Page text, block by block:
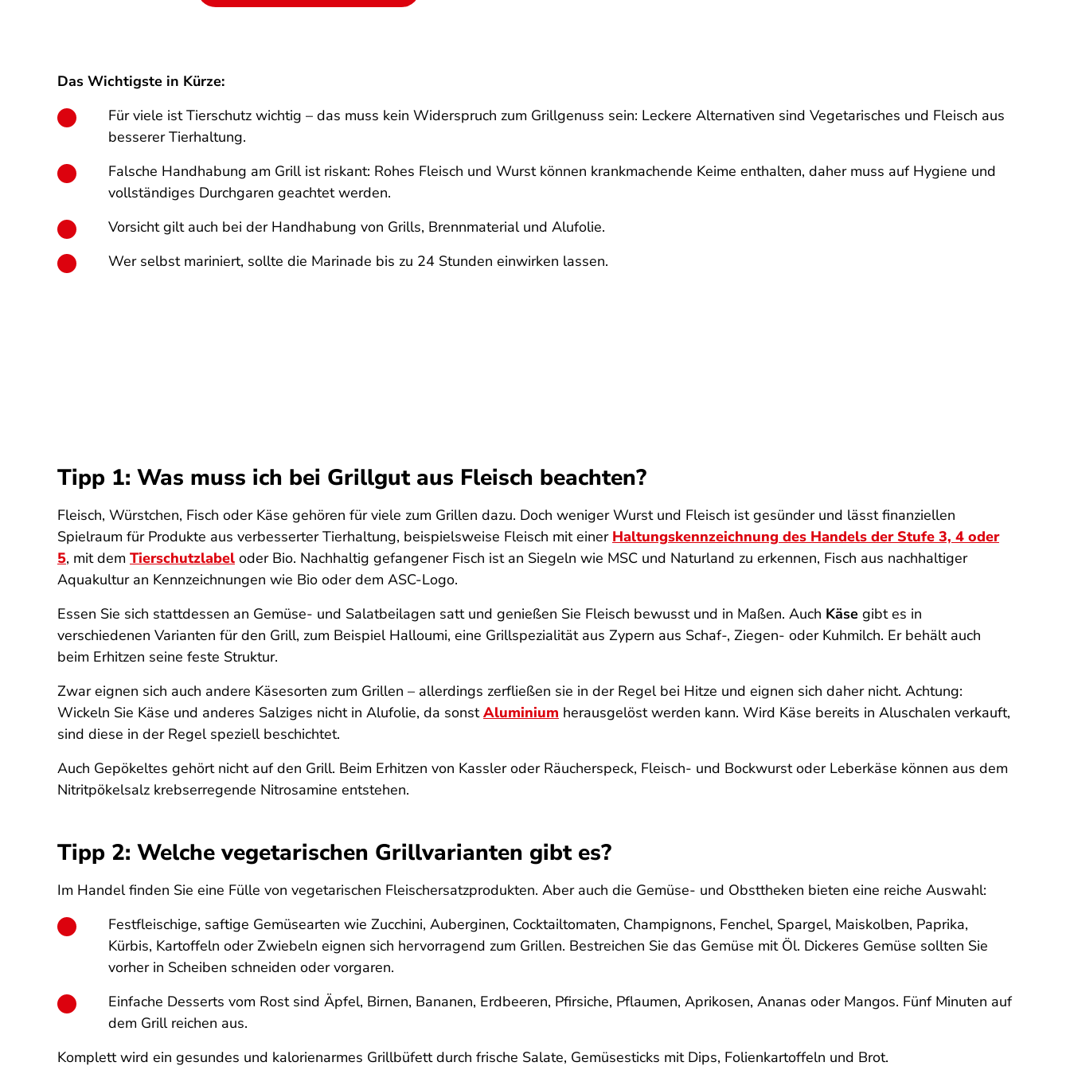
Das Wichtigste in Kürze:
Für viele ist Tierschutz wichtig – das muss kein Widerspruch zum Grillgenuss sein: Leckere Alternativen sind Vegetarisches und Fleisch aus
besserer Tierhaltung.
Falsche Handhabung am Grill ist riskant: Rohes Fleisch und Wurst können krankmachende Keime enthalten, daher muss auf Hygiene und
vollständiges Durchgaren geachtet werden.
Vorsicht gilt auch bei der Handhabung von Grills, Brennmaterial und Alufolie.
Wer selbst mariniert, sollte die Marinade bis zu 24 Stunden einwirken lassen.
Tipp 1: Was muss ich bei Grillgut aus Fleisch beachten?
Fleisch, Würstchen, Fisch oder Käse gehören für viele zum Grillen dazu. Doch weniger Wurst und Fleisch ist gesünder und lässt finanziellen
Spielraum für Produkte aus verbesserter Tierhaltung, beispielsweise Fleisch mit einer Haltungskennzeichnung des Handels der Stufe 3, 4 oder
5, mit dem Tierschutzlabel oder Bio. Nachhaltig gefangener Fisch ist an Siegeln wie MSC und Naturland zu erkennen, Fisch aus nachhaltiger
Aquakultur an Kennzeichnungen wie Bio oder dem ASC-Logo.
Essen Sie sich stattdessen an Gemüse- und Salatbeilagen satt und genießen Sie Fleisch bewusst und in Maßen. Auch Käse gibt es in
verschiedenen Varianten für den Grill, zum Beispiel Halloumi, eine Grillspezialität aus Zypern aus Schaf-, Ziegen- oder Kuhmilch. Er behält auch
beim Erhitzen seine feste Struktur.
Zwar eignen sich auch andere Käsesorten zum Grillen – allerdings zerfließen sie in der Regel bei Hitze und eignen sich daher nicht. Achtung:
Wickeln Sie Käse und anderes Salziges nicht in Alufolie, da sonstAluminium herausgelöst werden kann. Wird Käse bereits in Aluschalen verkauft,
sind diese in der Regel speziell beschichtet.
Auch Gepökeltes gehört nicht auf den Grill. Beim Erhitzen von Kassler oder Räucherspeck, Fleisch- und Bockwurst oder Leberkäse können aus dem
Nitritpökelsalz krebserregende Nitrosamine entstehen.
Tipp 2: Welche vegetarischen Grillvarianten gibt es?
Im Handel finden Sie eine Fülle von vegetarischen Fleischersatzprodukten. Aber auch die Gemüse- und Obsttheken bieten eine reiche Auswahl:
Festfleischige, saftige Gemüsearten wie Zucchini, Auberginen, Cocktailtomaten, Champignons, Fenchel, Spargel, Maiskolben, Paprika,
Kürbis, Kartoffeln oder Zwiebeln eignen sich hervorragend zum Grillen. Bestreichen Sie das Gemüse mit Öl. Dickeres Gemüse sollten Sie
vorher in Scheiben schneiden oder vorgaren.
Einfache Desserts vom Rost sind Äpfel, Birnen, Bananen, Erdbeeren, Pfirsiche, Pflaumen, Aprikosen, Ananas oder Mangos. Fünf Minuten auf
dem Grill reichen aus.
Komplett wird ein gesundes und kalorienarmes Grillbüfett durch frische Salate, Gemüsesticks mit Dips, Folienkartoffeln und Brot.